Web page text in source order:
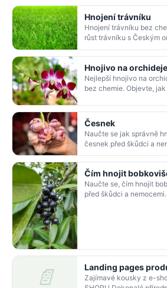
Hnojení trávníku
Hnojení trávníku bez
růst trávníku s Českým
Hnojivo na orchideje
Nejlepší hnojivo na
bez chemie. Objevte,
Česnek
Naučte se jak správně
česnek před škůdci a
Čím hnojit
Naučte se, čím hnojit
před škůdci a
📄 Landing pages
Zajímavé kousky z e-shopu Celá